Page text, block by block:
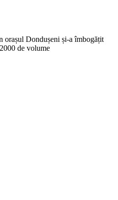
orașul Dondușeni și-a îmbogățit
de volume